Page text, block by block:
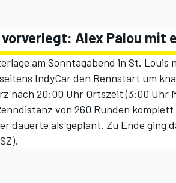
Alex Palou mit
am Sonntagabend in St.
IndyCar den Rennstart um
nach 20:00 Uhr Ortszeit (3:00 Uhr
von 260 Runden
dauerte als geplant. Zu Ende ging